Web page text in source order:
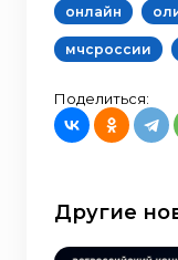
онлайн
мчсроссии
Поделиться:
Другие